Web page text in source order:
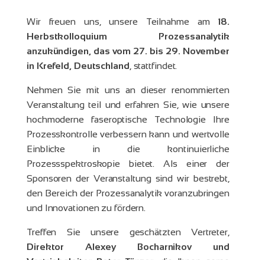
Wir freuen uns, unsere Teilnahme am18.
Herbstkolloquium Prozessanalytik
anzukündigen, das vom 27. bis 29. November
in Krefeld, Deutschland , stattfindet.
Nehmen Sie mit uns an dieser renommierten
Veranstaltung teil und erfahren Sie, wie unsere
hochmoderne faseroptische Technologie Ihre
Prozesskontrolle verbessern kann und wertvolle
Einblicke in die kontinuierliche
Prozessspektroskopie bietet. Als einer der
Sponsoren der Veranstaltung sind wir bestrebt,
den Bereich der Prozessanalytik voranzubringen
und Innovationen zu fördern.
Treffen Sie unsere geschätzten Vertreter,
Direktor Alexey Bocharnikov und